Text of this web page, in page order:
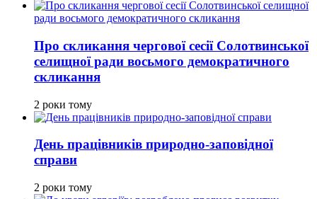
Про скликання чергової сесії Солотвинської
селищної ради восьмого демократичного
скликання
2 роки тому
День працівників природно-заповідної
справи
2 роки тому